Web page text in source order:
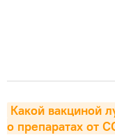
Какой вакциной
о препаратах от